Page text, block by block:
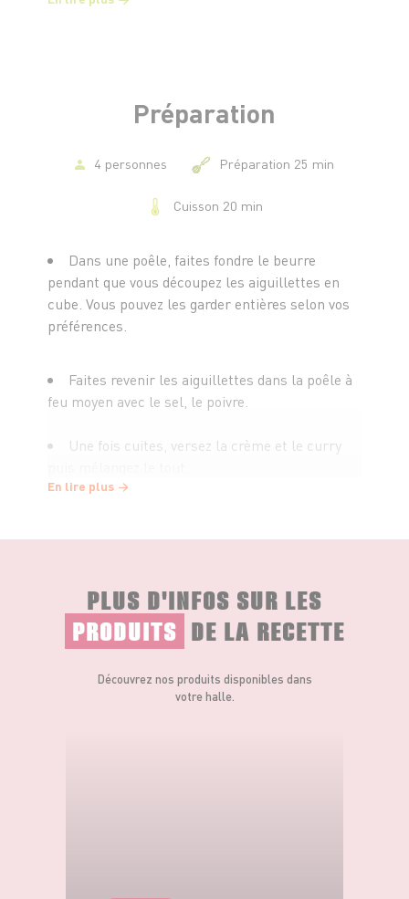
Préparation
4 personnes Préparation 25 min
Cuisson 20 min
Dans une poêle, faites fondre le beurre
pendant que vous découpez les aiguillettes en
cube. Vous pouvez les garder entières selon vos
préférences.
Faites revenir les aiguillettes dans la poêle à
feu moyen avec le sel, le poivre.
Une fois cuites, versez la crème et le curry
Ce poulet s'accompagnera très bien avec un Blaye Côte de
bordeaux AOC* "Château Jussas".
L'abus d'alcool est dangereux pour la santé. À consommer
En lire plus
PLUS D'INFOS SUR LES
PRODUITS DE LA RECETTE
Découvrez nos produits disponibles dans
votre halle.